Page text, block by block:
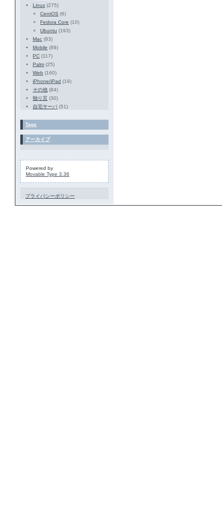
Linux (275)
CentOS (6)
Fedora Core (10)
Ubuntu (193)
Mac (83)
Mobile (89)
PC (117)
Palm (25)
Web (160)
iPhone/iPad (19)
その他 (84)
独り言 (30)
自宅サーバ (51)
Tags
アーカイブ
Powered by
Movable Type 3.36
プライバシーポリシー